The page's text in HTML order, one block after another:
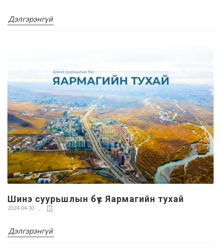
Дэлгэрэнгүй
Шинэ суурьшлын бүс Яармагийн тухай
2024-04-30
Дэлгэрэнгүй